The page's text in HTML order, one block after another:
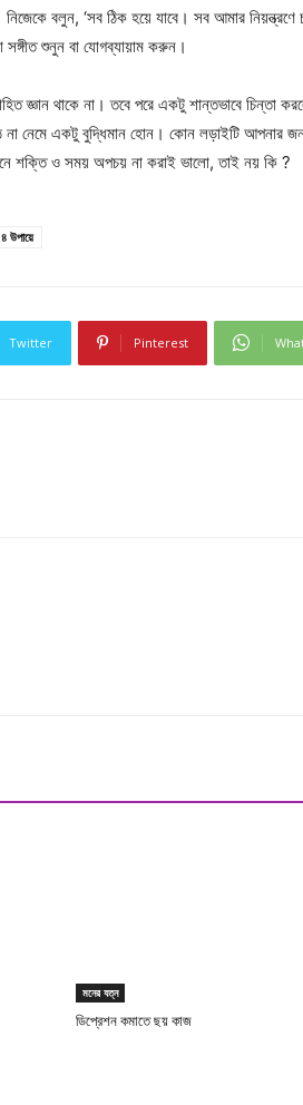
নিজেকে বলুন, ‘সব ঠিক হয়ে যাবে। সব আমার
সঙ্গীত শুনুন বা যোগব্যায়াম করুন।
জ্ঞান থাকে না। তবে পরে একটু শান্তভাবে চিন্তা
না নেমে একটু বুদ্ধিমান হোন। কোন লড়াইটি
শক্তি ও সময় অপচয় না করাই ভালো, তাই নয় কি ?
উপায়ে
Twitter Pinterest
মনের যত্ন
ডিপ্রেশন কমাতে ছয় কাজ